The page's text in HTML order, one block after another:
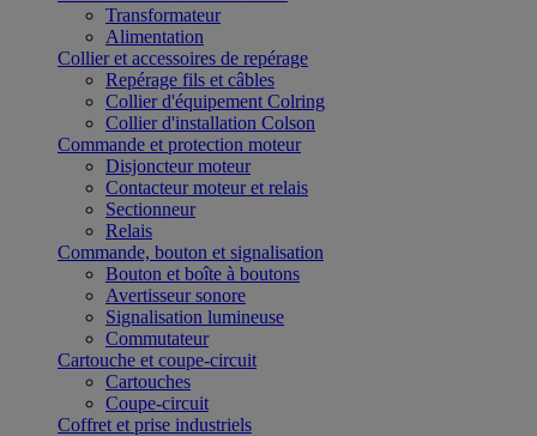
Transformateur
Alimentation
Collier et accessoires de repérage
Repérage fils et câbles
Collier d'équipement Colring
Collier d'installation Colson
Commande et protection moteur
Disjoncteur moteur
Contacteur moteur et relais
Sectionneur
Relais
Commande, bouton et signalisation
Bouton et boîte à boutons
Avertisseur sonore
Signalisation lumineuse
Commutateur
Cartouche et coupe-circuit
Cartouches
Coupe-circuit
Coffret et prise industriels